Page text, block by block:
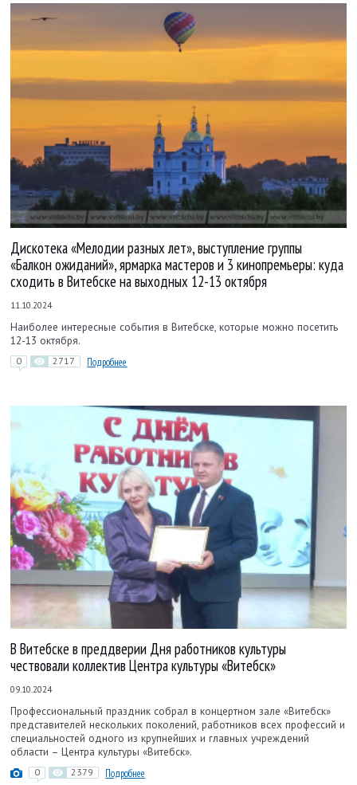
Дискотека «Мелодии разных лет», выступление группы
«Балкон ожиданий», ярмарка мастеров и 3 кинопремьеры: куда
сходить в Витебске на выходных 12-13 октября
11.10.2024
Наиболее интересные события в Витебске, которые можно посетить
12-13 октября.
0 2717 Подробнее
В Витебске в преддверии Дня работников культуры
чествовали коллектив Центра культуры «Витебск»
09.10.2024
Профессиональный праздник собрал в концертном зале «Витебск»
представителей нескольких поколений, работников всех профессий и
специальностей одного из крупнейших и главных учреждений
области – Центра культуры «Витебск».
0 2379 Подробнее